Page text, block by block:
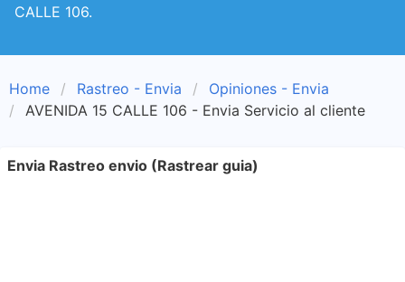
CALLE 106.
Home Rastreo - Envia
Opiniones - Envia
AVENIDA 15 CALLE 106 - Envia Servicio al cliente
Envia Rastreo envio (Rastrear guia)